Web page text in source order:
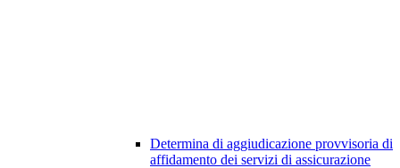
Determina di aggiudicazione provvisoria di
affidamento dei servizi di assicurazione